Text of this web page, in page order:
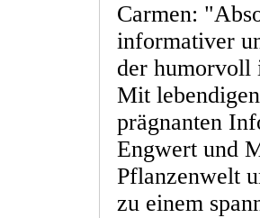
Carmen:
informativer
der humorvoll
Mit
prägnanten
Engwert und
Pflanzenwelt
zu einem